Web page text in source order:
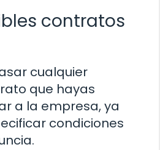
contratos
cualquier
que hayas
a la empresa, ya
condiciones